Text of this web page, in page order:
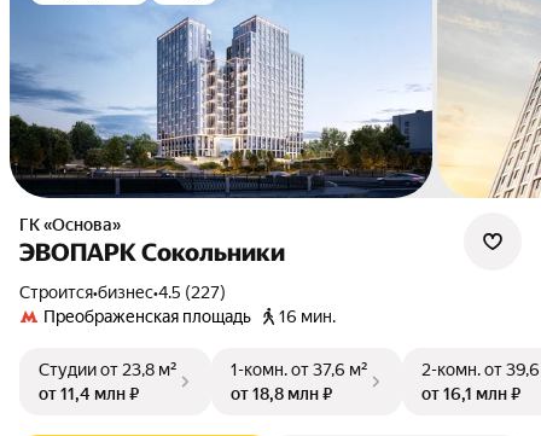
ГК «Основа»
ЭВОПАРК Сокольники
Строится•бизнес•4.5 (227)
Преображенская площадь
16 мин.
Студииот 23,8 м²
от 11,4 млн ₽
1-комн.от 37,6 м²
от 18,8 млн ₽
2-комн.от
от 16,1 млн ₽